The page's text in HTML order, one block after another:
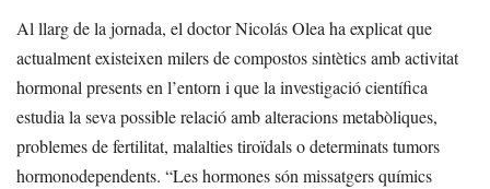
Al llarg de la jornada, el doctor Nicolás Olea ha explicat que
actualment existeixen milers de compostos sintètics amb activitat
hormonal presents en l’entorn i que la investigació científica
estudia la seva possible relació amb alteracions metabòliques,
problemes de fertilitat, malalties tiroïdals o determinats tumors
hormonodependents. “Les hormones són missatgers químics